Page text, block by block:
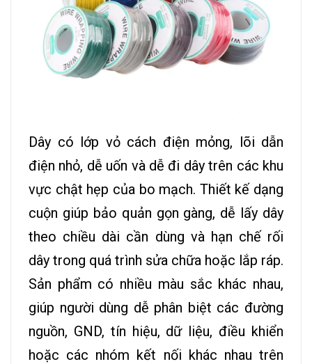
Dây có lớp vỏ cách điện mỏng, lõi dẫn
điện nhỏ, dễ uốn và dễ đi dây trên các khu
vực chật hẹp của bo mạch. Thiết kế dạng
cuộn giúp bảo quản gọn gàng, dễ lấy dây
theo chiều dài cần dùng và hạn chế rối
dây trong quá trình sửa chữa hoặc lắp ráp.
Sản phẩm có nhiều màu sắc khác nhau,
giúp người dùng dễ phân biệt các đường
nguồn, GND, tín hiệu, dữ liệu, điều khiển
hoặc các nhóm kết nối khác nhau trên